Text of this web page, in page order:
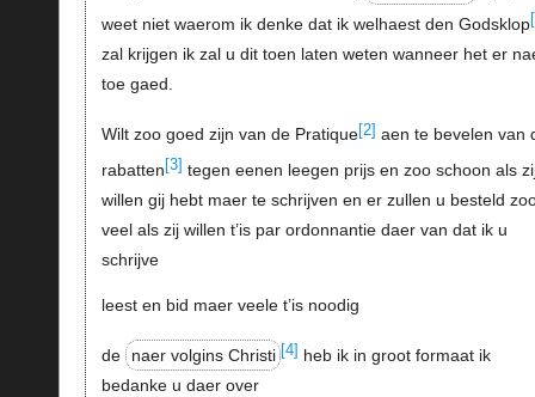
weet niet waerom ik denke dat ik welhaest den Godsklop
zal krijgen ik zal u dit toen laten weten wanneer het er
toe gaed.
Wilt zoo goed zijn van de Pratique[2] aen te bevelen van
rabatten [3] tegen eenen leegen prijs en zoo schoon als
willen gij hebt maer te schrijven en er zullen u besteld
veel als zij willen t’is par ordonnantie daer van dat ik u
schrijve
leest en bid maer veele t’is noodig
de naer volgins Christi [4] heb ik in groot formaat ik
bedanke u daer over